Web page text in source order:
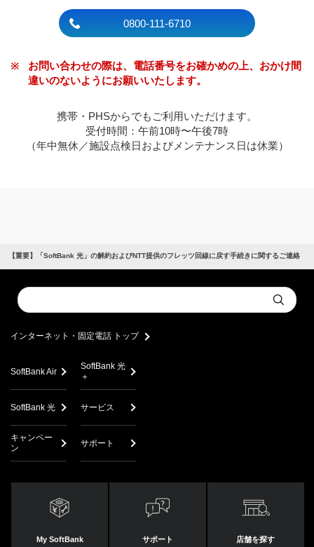
0800-111-6710
お問い合わせの際は、電話番号をお確かめの上、おかけ間
違いのないようにお願いいたします。
携帯・PHSからでもご利用いただけます。
受付時間：午前10時〜午後7時
（年中無休／施設点検日およびメンテナンス日は休業）
【重要】「SoftBank 光」の解約およびNTT提供のフレッツ回線に戻す手続きに関するご連絡
Conduct
a
Submit
インターネット・固定電話 トップ
SoftBank Air
SoftBank 光
＋
SoftBank 光 サービス
キャンペー
ン
サポート
My SoftBank サポート 店舗を探す